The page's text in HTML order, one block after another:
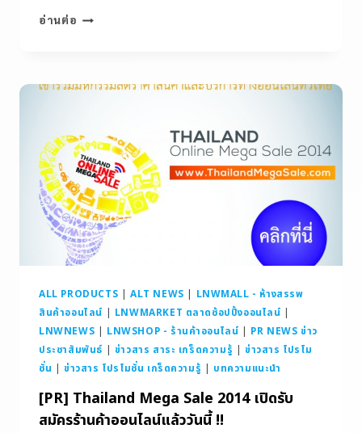
อ่านต่อ
ALL PRODUCTS ALT NEWS
LNWMALL - ห้างสรรพ
สินค้าออนไลน์
LNWMARKET ตลาดช้อปปิ้งออนไลน์
LNWNEWS
LNWSHOP - ร้านค้าออนไลน์
PR NEWS ข่าว
ประชาสัมพันธ์
ข่าวสาร สาระ เกร็ดความรู้ |ข่าวสาร โปรโม
ชั่น
ข่าวสาร โปรโมชั่น เกร็ดความรู้ บทความแนะนำ
[PR] Thailand Mega Sale 2014 เปิดรับ
สมัครร้านค้าออนไลน์แล้ววันนี้ !!